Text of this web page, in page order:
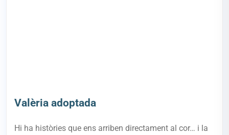
Valèria adoptada
Hi ha històries que ens arriben directament al cor… i la